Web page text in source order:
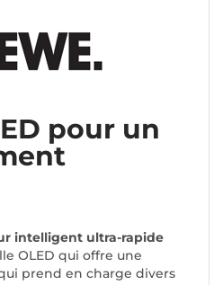
pour un
intelligent ultra-rapide
OLED qui offre une
prend en charge divers